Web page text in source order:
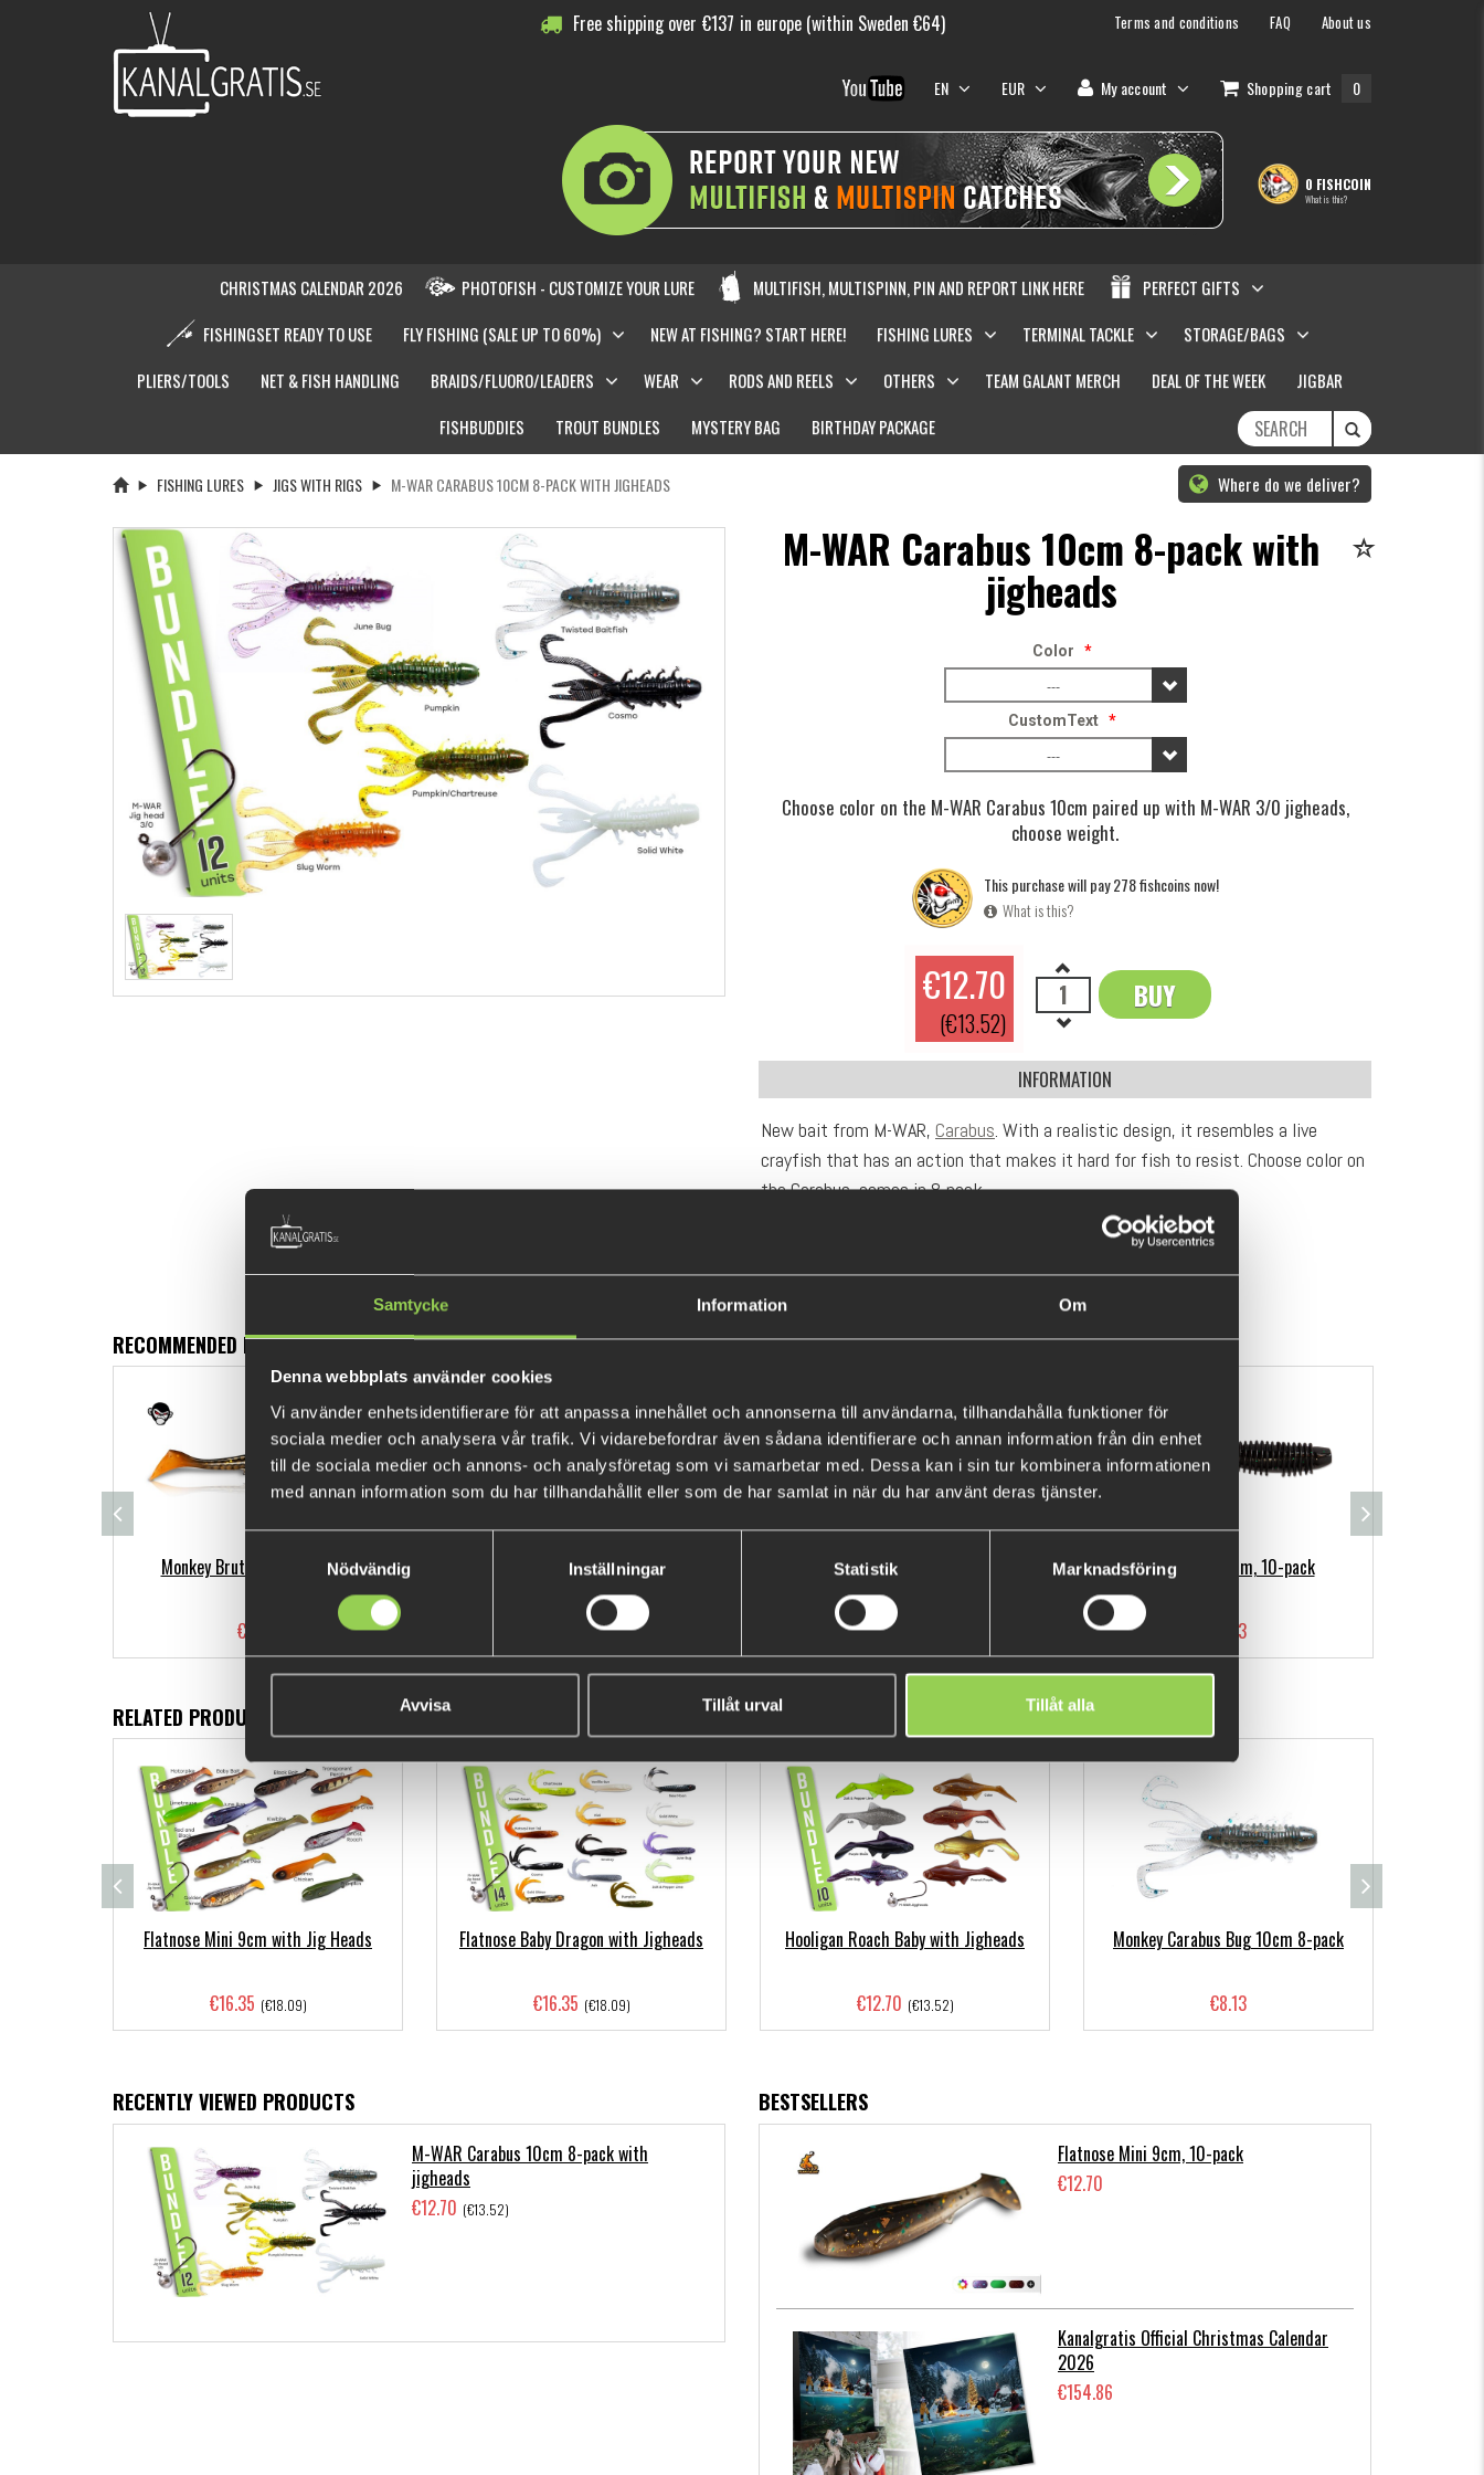
Samtycke Information Om
Denna webbplats använder cookies
Vi använder enhetsidentifierare för att anpassa innehållet och annonserna till användarna, tillhandahålla funktioner för
sociala medier och analysera vår trafik. Vi vidarebefordrar även sådana identifierare och annan information från din enhet
till de sociala medier och annons- och analysföretag som vi samarbetar med. Dessa kan i sin tur kombinera informationen
med annan information som du har tillhandahållit eller som de har samlat in när du har använt deras tjänster.
Nödvändig
Inställningar Statistik Marknadsföring
Avvisa Tillåt urval Tillåt alla
Free shipping over €137 in europe (within Sweden €64) Terms and conditions FAQ About us
EN EUR My account Shopping cart 0
0 FISHCOIN
What is this?
CHRISTMAS CALENDAR 2026 PHOTOFISH - CUSTOMIZE YOUR LURE MULTIFISH, MULTISPINN, PIN AND REPORT LINK HERE
PERFECT GIFTS
FISHINGSET READY TO USE
FLY FISHING (SALE UP TO 60%) NEW AT FISHING? START HERE! FISHING LURES TERMINAL TACKLE
STORAGE/BAGS
PLIERS/TOOLS
NET & FISH HANDLING BRAIDS/FLUORO/LEADERS WEAR RODS AND REELS OTHERS TEAM GALANT MERCH DEAL OF THE WEEK
JIGBAR
FISHBUDDIES
TROUT BUNDLES MYSTERY BAG BIRTHDAY PACKAGE
FISHING LURES JIGS WITH RIGS M-WAR CARABUS 10CM 8-PACK WITH JIGHEADS Where do we deliver?
M-WAR Carabus 10cm 8-pack with
jigheads
Color *
---
CustomText *
---
Choose color on the M-WAR Carabus 10cm paired up with M-WAR 3/0 jigheads,
choose weight.
This purchase will pay 278 fishcoins now!
What is this?
€12.70
(€13.52)
BUY
OK
INFORMATION
New bait from M-WAR, Carabus. With a realistic design, it resembles a live
crayfish that has an action that makes it hard for fish to resist. Choose color on
the Carabus, comes in 8-pack.
SHOW MORE
RECOMMENDED PRODUCTS
Monkey Brute 12cm - 5-pack
€9.04
Flatnose Mini 9cm with Jig Heads
(€18.09)
Flatnose Mini 12,5cm with jigheads
€14.53
Monkey Rib 9cm, 10-pack
€8.13
RELATED PRODUCTS
Flatnose Mini 9cm with Jig Heads
€16.35 (€18.09)
Flatnose Baby Dragon with Jigheads
€16.35 (€18.09)
Hooligan Roach Baby with Jigheads
€12.70 (€13.52)
Monkey Carabus Bug 10cm 8-pack
€8.13
RECENTLY VIEWED PRODUCTS
M-WAR Carabus 10cm 8-pack with
jigheads
€12.70 (€13.52)
BESTSELLERS
Flatnose Mini 9cm, 10-pack
€12.70
Kanalgratis Official Christmas Calendar
2026
€154.86